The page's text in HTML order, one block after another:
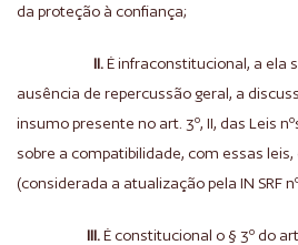
da proteção à confiança;
II.É infraconstitucional, a ela
ausência de repercussão geral, a
insumo presente no art. 3º, II, das Leis
sobre a compatibilidade, com essas leis,
(considerada a atualização pela IN SRF
III.É constitucional o § 3º do